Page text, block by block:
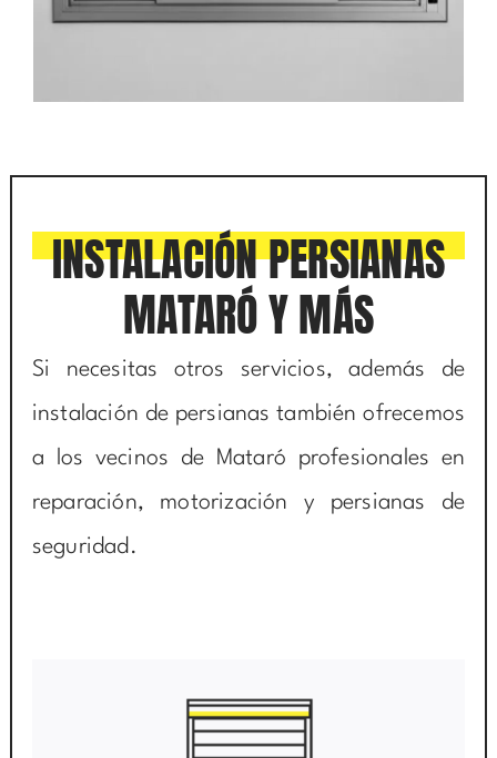
INSTALACIÓN PERSIANAS
MATARÓ Y MÁS
Si necesitas otros servicios, además de
instalación de persianas también ofrecemos
a los vecinos de Mataró profesionales en
reparación, motorización y persianas de
seguridad.